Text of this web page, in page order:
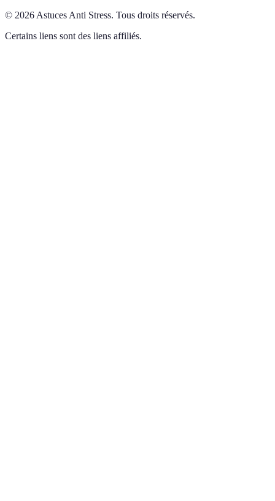
© 2026 Astuces Anti Stress. Tous droits réservés.
Certains liens sont des liens affiliés.